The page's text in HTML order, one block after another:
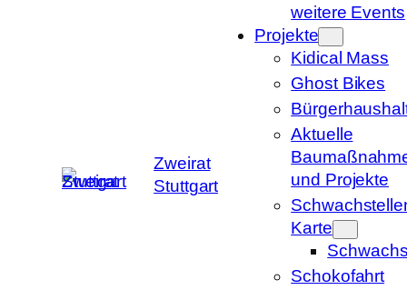
Zweirat
Stuttgart
weitere Events
Projekte
Kidical Mass
Ghost Bikes
Aktuelle
und Projekte
Karte
Schokofahrt